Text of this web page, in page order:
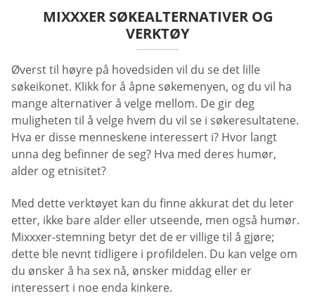
MIXXXER SØKEALTERNATIVER OG
VERKTØY
Øverst til høyre på hovedsiden vil du se det lille
søkeikonet. Klikk for å åpne søkemenyen, og du vil ha
mange alternativer å velge mellom. De gir deg
muligheten til å velge hvem du vil se i søkeresultatene.
Hva er disse menneskene interessert i? Hvor langt
unna deg befinner de seg? Hva med deres humør,
alder og etnisitet?
Med dette verktøyet kan du finne akkurat det du leter
etter, ikke bare alder eller utseende, men også humør.
Mixxxer-stemning betyr det de er villige til å gjøre;
dette ble nevnt tidligere i profildelen. Du kan velge om
du ønsker å ha sex nå, ønsker middag eller er
interessert i noe enda kinkere.